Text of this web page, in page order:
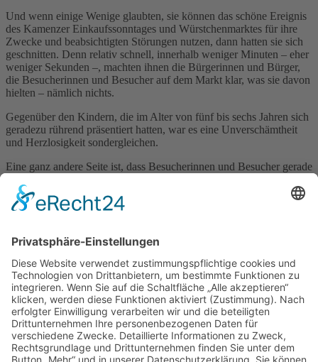
Und wenn einige Wenige glaubten, sie können das schöne Ereignis
des Kamenzer Einkaufssonntages und Würstchenmarktes für ihre
Zwecke und beabsichtigten Störungen nutzen, dann hatten sie sich
geschnitten. Denn relativ schnell, innerhalb weniger Minuten – eher
weniger Sekunden –, machten ihnen die Bürgerinnen und Bürger,
die Besucherinnen und Besucher auf dem Markt klar, was sie davon
hielten – nämlich nichts.
Gegenüber den Kindern, die im Alter von fünf bis sechs Jahren sich
geradezu rührend präsentiert hatten, war es eine Unverschämtheit
und Herzlosigkeit sondergleichen.
Eine ganz andere Seite ist, dass Besucherinnen und Besucher gerade
Michael Kretschmer suchen. Und auch da ist klar, dass sich ein
Treffen auf dem Marktplatz zu so einem Fest eben nicht dazu eignet,
zu bringen. Im Übrigen hat Ministerpräsident Michael Kretschmer
wie vor einen Bedarf gibt, jetzt miteinander ins Gespräch zu
kommen.
Roland Dantz
Oberbürgermeister
Zurück